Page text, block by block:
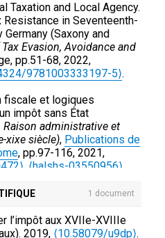
et pratiques de la
Schönburg, XVIIe-XVIIIe
des révoltes, XV e-XVIII e
par Stéphane
CRHQ, 2013-N° 4.
, 2013.⟨hal-01998019⟩
et « fidélité » dans
1770). Revue
de l'École doctorale
Paris1, mai 2005,, 2013.
seigneuriale en
normatifs: le
de l'École doctorale
Taxation and Local Agency.
Resistance in Seventeenth-
(Saxony and
Evasion, Avoidance and
pp.51-68, 2022,
9781003333197-5⟩.
fiscale et logiques
impôt sans État
Raison administrative et
xixe siècle), Publications de
, pp.97-116, 2021,
⟨halshs-03550956⟩
Les territoires immédiats
(XVIIe-XVIIIe siècles).
xviiie siècles , 2020, 978-2-
1 document
l’impôt aux XVIIe-XVIIIe
2019, ⟨10.58079/u9dp⟩.